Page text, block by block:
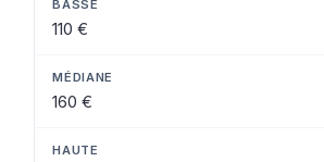
110 €
160 €